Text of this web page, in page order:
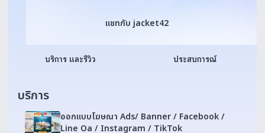
แชทกับ jacket42
แชทกับ jacket42
บริการ และรีวิว ประสบการณ์
บริการ
ออกแบบโฆษณา Ads/ Banner / Facebook /
Line Oa / Instagram / TikTok